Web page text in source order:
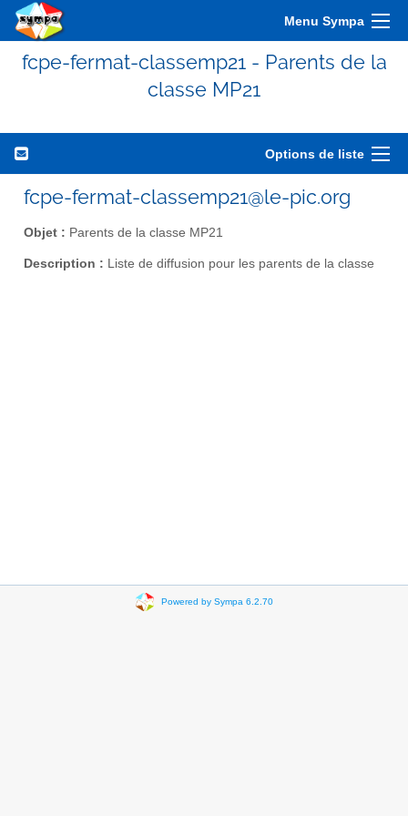
Menu Sympa
fcpe-fermat-classemp21 - Parents de la
classe MP21
Options de liste
fcpe-fermat-classemp21@le-pic.org
Objet : Parents de la classe MP21
Description : Liste de diffusion pour les parents de la classe
Powered by Sympa 6.2.70